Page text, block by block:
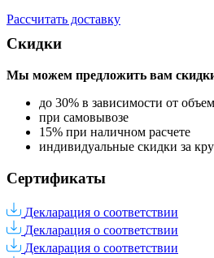
Рассчитать доставку
Скидки
Мы можем предложить вам
до 30% в зависимости от
при самовывозе
15% при наличном расчете
индивидуальные скидки за
Сертификаты
Декларация о соответствии
Декларация о соответствии
Декларация о соответствии